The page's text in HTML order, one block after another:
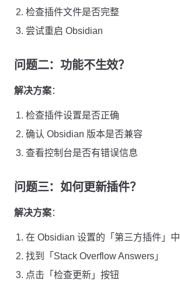
检查插件文件是否完整
尝试重启 Obsidian
问题二：功能不生效？
解决方案：
检查插件设置是否正确
确认 Obsidian 版本是否兼容
查看控制台是否有错误信息
问题三：如何更新插件？
解决方案：
在 Obsidian 设置的「第三方插件」中
找到「Stack Overflow Answers」
点击「检查更新」按钮